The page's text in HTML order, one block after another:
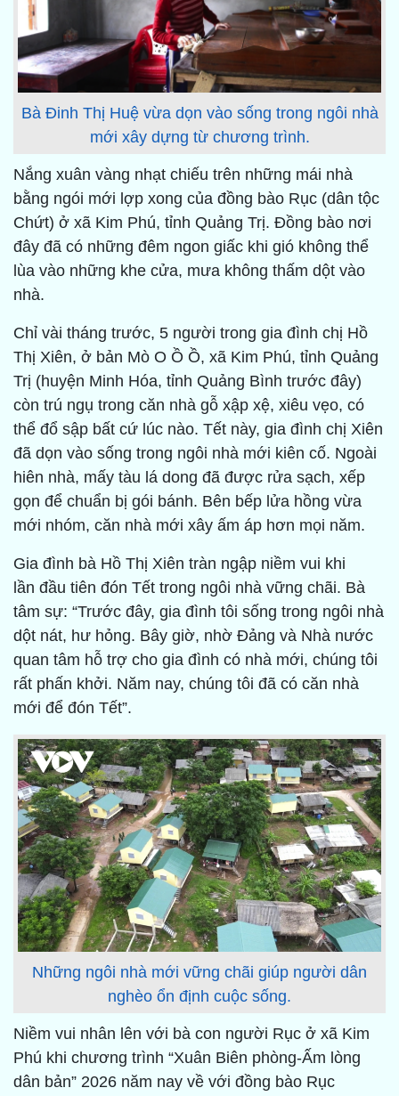
Bà Đinh Thị Huệ vừa dọn vào sống trong ngôi nhà
mới xây dựng từ chương trình.
Nắng xuân vàng nhạt chiếu trên những mái nhà
bằng ngói mới lợp xong của đồng bào Rục (dân tộc
Chứt) ở xã Kim Phú, tỉnh Quảng Trị. Đồng bào nơi
đây đã có những đêm ngon giấc khi gió không thể
lùa vào những khe cửa, mưa không thấm dột vào
nhà.
Chỉ vài tháng trước, 5 người trong gia đình chị Hồ
Thị Xiên, ở bản Mò O Ồ Ồ, xã Kim Phú, tỉnh Quảng
Trị (huyện Minh Hóa, tỉnh Quảng Bình trước đây)
còn trú ngụ trong căn nhà gỗ xập xệ, xiêu vẹo, có
thể đổ sập bất cứ lúc nào. Tết này, gia đình chị Xiên
đã dọn vào sống trong ngôi nhà mới kiên cố. Ngoài
hiên nhà, mấy tàu lá dong đã được rửa sạch, xếp
gọn để chuẩn bị gói bánh. Bên bếp lửa hồng vừa
mới nhóm, căn nhà mới xây ấm áp hơn mọi năm.
Gia đình bà Hồ Thị Xiên tràn ngập niềm vui khi
lần đầu tiên đón Tết trong ngôi nhà vững chãi. Bà
tâm sự: “Trước đây, gia đình tôi sống trong ngôi nhà
dột nát, hư hỏng. Bây giờ, nhờ Đảng và Nhà nước
quan tâm hỗ trợ cho gia đình có nhà mới, chúng tôi
rất phấn khởi. Năm nay, chúng tôi đã có căn nhà
mới để đón Tết”.
Những ngôi nhà mới vững chãi giúp người dân
nghèo ổn định cuộc sống.
Niềm vui nhân lên với bà con người Rục ở xã Kim
Phú khi chương trình “Xuân Biên phòng-Ấm lòng
dân bản” 2026 năm nay về với đồng bào Rục